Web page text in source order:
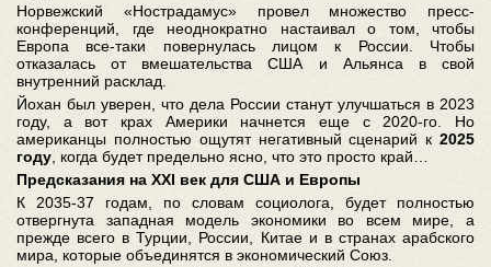
Норвежский «Нострадамус» провел множество пресс-
конференций, где неоднократно настаивал о том, чтобы
Европа все-таки повернулась лицом к России. Чтобы
отказалась от вмешательства США и Альянса в свой
внутренний расклад.
Йохан был уверен, что дела России станут улучшаться в 2023
году, а вот крах Америки начнется еще с 2020-го. Но
американцы полностью ощутят негативный сценарий к 2025
году , когда будет предельно ясно, что это просто край…
Предсказания на XXI век для США и Европы
К 2035-37 годам, по словам социолога, будет полностью
отвергнута западная модель экономики во всем мире, а
прежде всего в Турции, России, Китае и в странах арабского
мира, которые объединятся в экономический Союз.